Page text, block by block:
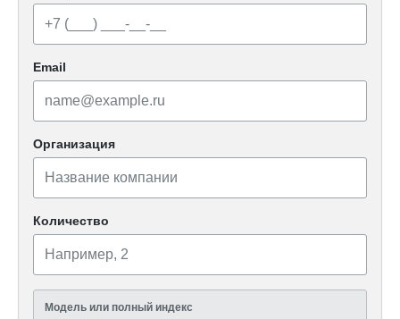
Email
Организация
Количество
Модель или полный индекс